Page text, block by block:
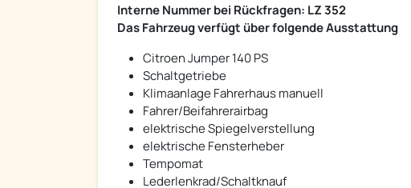
Interne Nummer bei Rückfragen: LZ 352
Das Fahrzeug verfügt über folgende Ausstattung
Citroen Jumper 140 PS
Schaltgetriebe
Klimaanlage Fahrerhaus manuell
Fahrer/Beifahrerairbag
elektrische Spiegelverstellung
elektrische Fensterheber
Tempomat
Lederlenkrad/Schaltknauf